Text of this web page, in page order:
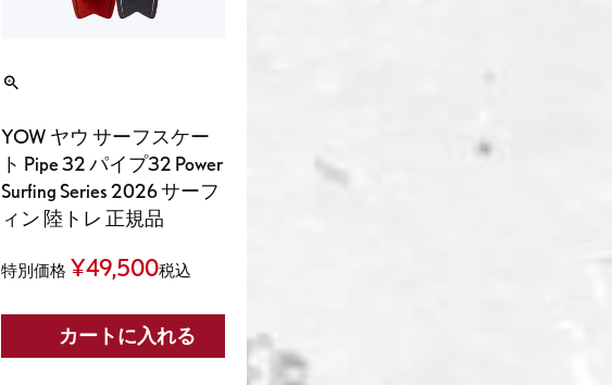
YOW ヤウ サーフスケー
ト Pipe 32 パイプ32 Power
Surfing Series 2026 サーフ
ィン 陸トレ 正規品
特別価格 ¥49,500税込
カートに入れる